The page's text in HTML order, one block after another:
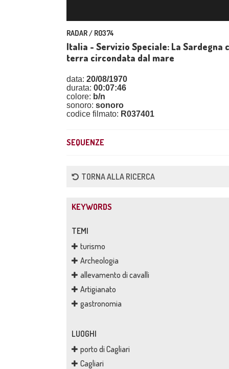
RADAR / R0374
Italia - Servizio Speciale: La
terra circondata dal mare
data: 20/08/1970
durata: 00:07:46
colore: b/n
sonoro: sonoro
codice filmato: R037401
SEQUENZE
TORNA ALLA RICERCA
KEYWORDS
TEMI
turismo
Archeologia
allevamento di cavalli
Artigianato
gastronomia
LUOGHI
porto di Cagliari
Cagliari